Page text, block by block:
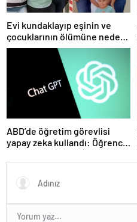
Evi kundaklayıp eşinin ve
çocuklarının ölümüne neden
olmuştu! Yeni görüntüler
ABD’de öğretim görevlisi
yapay zeka kullandı: Öğrenci